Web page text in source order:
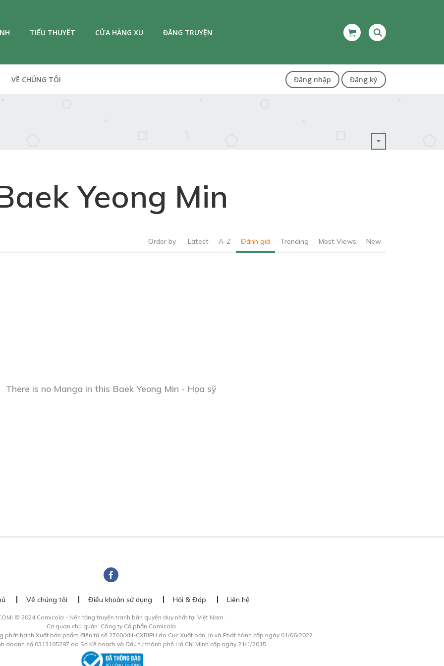
TIỂU THUYẾT CỬA HÀNG XU ĐĂNG TRUYỆN
VỀ CHÚNG TÔI Đăng nhập Đăng ký
Yeong Min
Order by Latest A-Z Đánh giá Trending Most Views New
There is no Manga in this Baek Yeong Min - Họa sỹ
Về chúng tôi Điều khoản sử dụng Hỏi & Đáp Liên hệ
© 2024 Comicola - Nền tảng truyện tranh bản quyền duy nhất tại Việt Nam.
Cơ quan chủ quản: Công ty Cổ phần Comicola
phát hành Xuất bản phẩm điện tử số 2700/XN-CXBIPH do Cục Xuất bản, In và Phát hành cấp ngày 01/06/2022
doanh số 0313105297 do Sở Kế hoạch và Đầu tư thành phố Hồ Chí Minh cấp ngày 21/1/2015